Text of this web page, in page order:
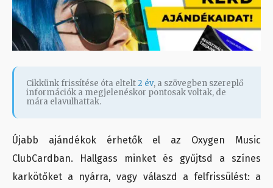
Cikkünk frissítése óta eltelt2 év, a szövegben szereplő
információk a megjelenéskor pontosak voltak, de
mára elavulhattak.
Újabb ajándékok érhetők el az Oxygen Music
ClubCardban. Hallgass minket és gyűjtsd a színes
karkötőket a nyárra, vagy válaszd a felfrissülést: a